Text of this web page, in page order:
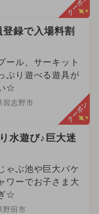
クーポン
登録で入場料割
ール、サーキット
ぷり遊べる遊具が
☆
習志野市 クーポン
水遊び♪巨大迷
ゃぶ池や巨大バケ
ワーでお子さま大
☆
野田市